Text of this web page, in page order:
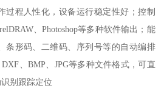
过程人性化，设备运行稳定性好；控制
、Photoshop等多种软件输出；能
条形码、二维码、序列号等的自动编排
、BMP、JPG等多种文件格式，可直
别跟踪定位